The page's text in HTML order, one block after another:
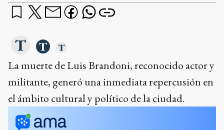
La muerte de Luis Brandoni, reconocido actor y
militante, generó una inmediata repercusión en
el ámbito cultural y político de la ciudad.